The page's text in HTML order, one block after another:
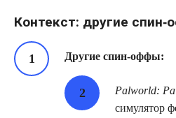
Контекст: другие
Другие спин‑оффы:
Palworld:
симулятор